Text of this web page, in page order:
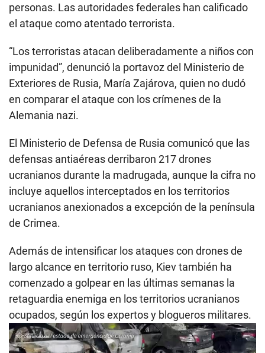
personas. Las autoridades federales han calificado
el ataque como atentado terrorista.
“Los terroristas atacan deliberadamente a niños con
impunidad”, denunció la portavoz del Ministerio de
Exteriores de Rusia, María Zajárova, quien no dudó
en comparar el ataque con los crímenes de la
Alemania nazi.
El Ministerio de Defensa de Rusia comunicó que las
defensas antiaéreas derribaron 217 drones
ucranianos durante la madrugada, aunque la cifra no
incluye aquellos interceptados en los territorios
ucranianos anexionados a excepción de la península
de Crimea.
Además de intensificar los ataques con drones de
largo alcance en territorio ruso, Kiev también ha
comenzado a golpear en las últimas semanas la
retaguardia enemiga en los territorios ucranianos
ocupados, según los expertos y blogueros militares.